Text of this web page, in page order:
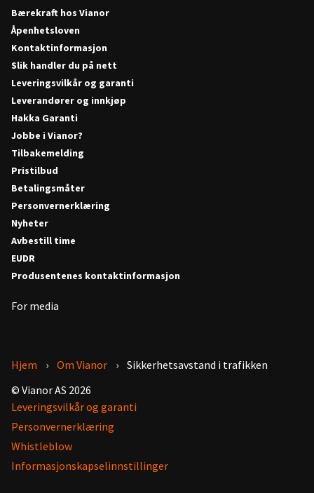
Bærekraft hos Vianor
Åpenhetsloven
Kontaktinformasjon
Slik handler du på nett
Leveringsvilkår og garanti
Leverandører og innkjøp
Hakka Garanti
Jobbe i Vianor?
Tilbakemelding
Pristilbud
Betalingsmåter
Personvernerklæring
Nyheter
Avbestill time
EUDR
Produsentenes kontaktinformasjon
For media
Hjem Om Vianor
Sikkerhetsavstand i trafikken
© Vianor AS 2026
Leveringsvilkår og garanti
Personvernerklæring
Whistleblow
Informasjonskapselinnstillinger